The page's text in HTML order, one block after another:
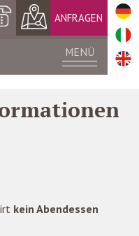
MENÜ
ANFRAGEN
kein Abendessen